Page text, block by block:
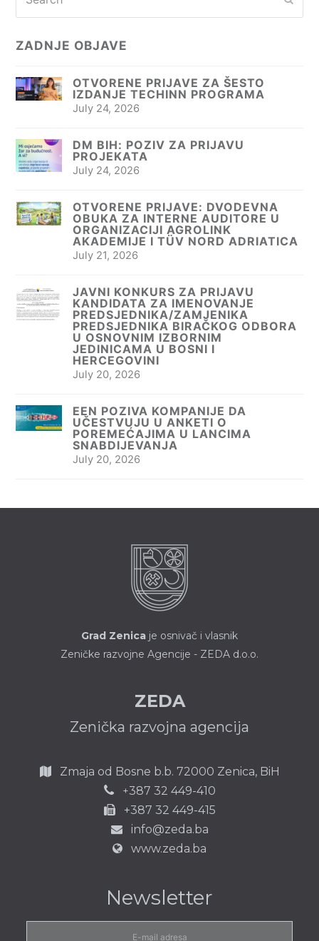
ZADNJE OBJAVE
OTVORENE PRIJAVE ZA ŠESTO
IZDANJE TECHINN PROGRAMA
July 24, 2026
DM BIH: POZIV ZA PRIJAVU
PROJEKATA
July 24, 2026
OTVORENE PRIJAVE: DVODEVNA
OBUKA ZA INTERNE AUDITORE U
ORGANIZACIJI AGROLINK
AKADEMIJE I TÜV NORD ADRIATICA
July 21, 2026
JAVNI KONKURS ZA PRIJAVU
KANDIDATA ZA IMENOVANJE
PREDSJEDNIKA/ZAMJENIKA
PREDSJEDNIKA BIRAČKOG ODBORA
U OSNOVNIM IZBORNIM
JEDINICAMA U BOSNI I
HERCEGOVINI
July 20, 2026
EEN POZIVA KOMPANIJE DA
UČESTVUJU U ANKETI O
POREMEĆAJIMA U LANCIMA
SNABDIJEVANJA
July 20, 2026
Grad Zenica je osnivač i vlasnik
Zeničke razvojne Agencije - ZEDA d.o.o.
ZEDA
Zenička razvojna agencija
Zmaja od Bosne b.b. 72000 Zenica, BiH
+387 32 449-410
+387 32 449-415
info@zeda.ba
www.zeda.ba
Newsletter